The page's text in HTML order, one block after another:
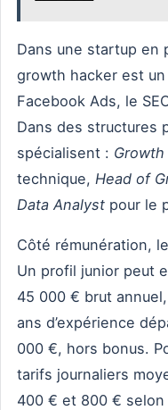
Dans une startup en
growth hacker est
Facebook Ads, le
Dans des structures
spécialisent :
technique, Head of
Data Analyst pour le
Côté rémunération,
Un profil junior peut
45 000 € brut
ans d’expérience
000 €, hors bonus.
tarifs journaliers
400 € et 800 € selon